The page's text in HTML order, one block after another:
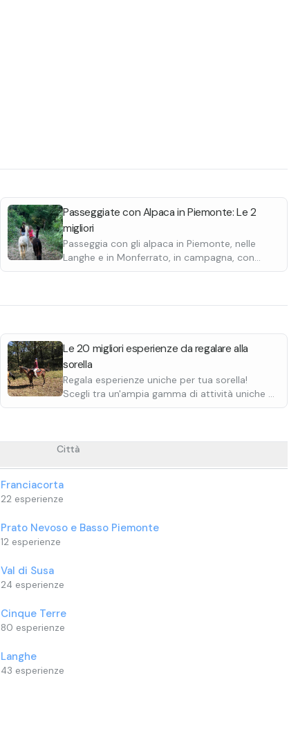
Passeggiate con Alpaca in Piemonte: Le 2
migliori
Passeggia con gli alpaca in Piemonte, nelle
Langhe e in Monferrato, in campagna, con
percorsi panoramici. Scoprile tutte.
Le 20 migliori esperienze da regalare alla
sorella
Regala esperienze uniche per tua sorella!
Scegli tra un'ampia gamma di attività uniche e
regalale un'esperienza indimenticabile.
Città
Franciacorta
22 esperienze
Prato Nevoso e Basso Piemonte
12 esperienze
Val di Susa
24 esperienze
Cinque Terre
80 esperienze
Langhe
43 esperienze